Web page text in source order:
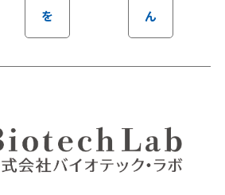
を ん